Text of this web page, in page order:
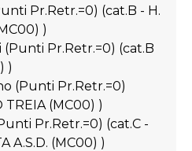
Pr.Retr.=0) (cat.B - H.
)
(Punti Pr.Retr.=0) (cat.B
)
(Punti Pr.Retr.=0)
TREIA (MC00) )
Pr.Retr.=0) (cat.C -
A.S.D. (MC00) )